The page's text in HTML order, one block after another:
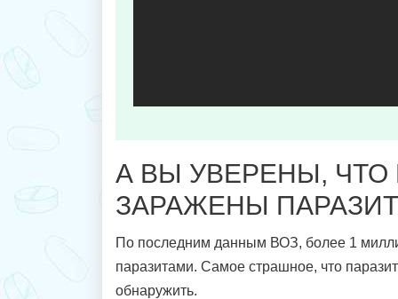
А ВЫ УВЕРЕНЫ, ЧТО
ЗАРАЖЕНЫ
По последним данным ВОЗ, более 1
паразитами. Самое страшное, что
обнаружить.